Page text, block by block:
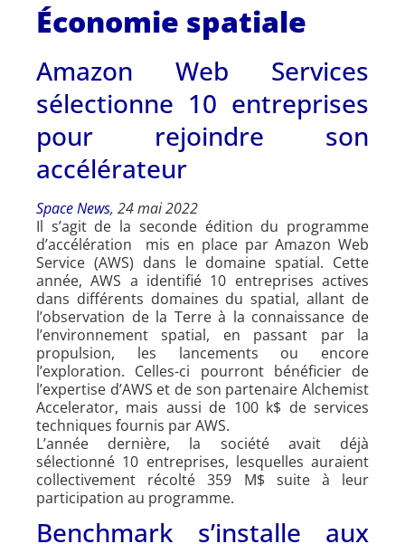
Économie spatiale
Amazon Web Services
sélectionne 10 entreprises
pour rejoindre son
accélérateur
Space News, 24 mai 2022
Il s’agit de la seconde édition du programme
d’accélération mis en place par Amazon Web
Service (AWS) dans le domaine spatial. Cette
année, AWS a identifié 10 entreprises actives
dans différents domaines du spatial, allant de
l’observation de la Terre à la connaissance de
l’environnement spatial, en passant par la
propulsion, les lancements ou encore
l’exploration. Celles-ci pourront bénéficier de
l’expertise d’AWS et de son partenaire Alchemist
Accelerator, mais aussi de 100 k$ de services
techniques fournis par AWS.
L’année dernière, la société avait déjà
sélectionné 10 entreprises, lesquelles auraient
collectivement récolté 359 M$ suite à leur
participation au programme.
Benchmark s’installe aux